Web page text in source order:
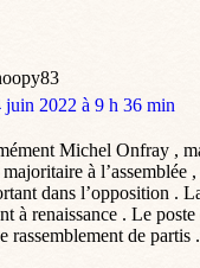
juin 2022 à 9 h 36 min
Michel Onfray ,
à l’assemblée
dans l’opposition .
à renaissance . Le
rassemblement de partis